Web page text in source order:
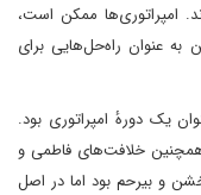
امپراتوری‌ها ممکن است،
به عنوان راه‌حل‌هایی برای
یک دورهٔ امپراتوری بود.
خلافت‌های فاطمی و
و بیرحم بود اما در اصل